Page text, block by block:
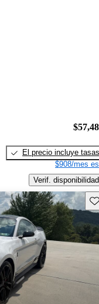
El precio incluye tasas
$908/mes
Verif. disponibilidad